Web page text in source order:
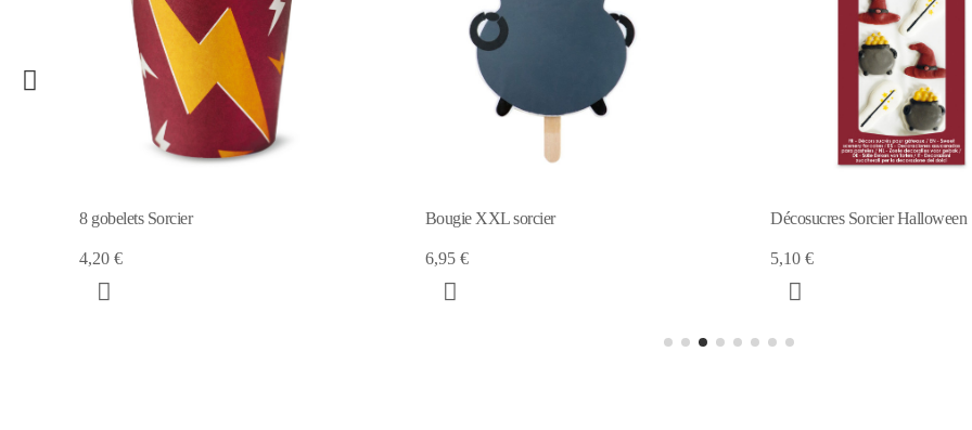
Bougie XXL sorcier
6,95 €
Décosucres Sorcier Halloween
5,10 €
24 Caissettes + cake toppers
6,30 €